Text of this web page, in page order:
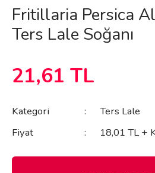
Fritillaria Persica
Ters Lale Soğanı
21,61 TL
Kategori
Ters Lale
Fiyat
18,01 TL +